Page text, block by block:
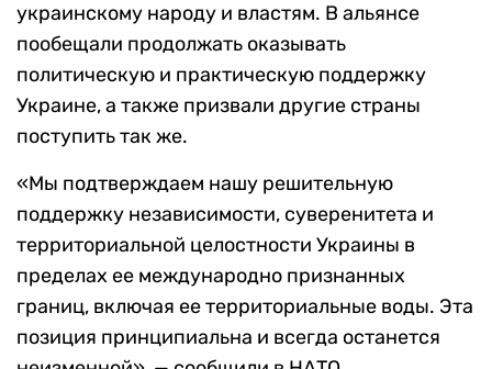
украинскому народу и властям. В альянсе
пообещали продолжать оказывать
политическую и практическую поддержку
Украине, а также призвали другие страны
поступить так же.
«Мы подтверждаем нашу решительную
поддержку независимости, суверенитета и
территориальной целостности Украины в
пределах ее международно признанных
границ, включая ее территориальные воды. Эта
позиция принципиальна и всегда останется